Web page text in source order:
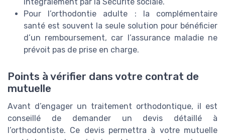
Pour l’orthodontie adulte : la complémentaire
santé est souvent la seule solution pour bénéficier
d’un remboursement, car l’assurance maladie ne
prévoit pas de prise en charge.
Points à vérifier dans votre contrat de
mutuelle
Avant d’engager un traitement orthodontique, il est
conseillé de demander un devis détaillé à
l’orthodontiste. Ce devis permettra à votre mutuelle